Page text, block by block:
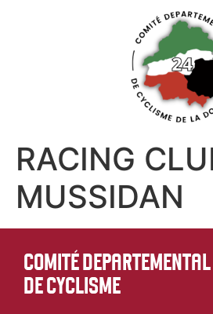
RACING
MUSSIDAN
COMITÉ DEPARTEMENTAL
DE CYCLISME